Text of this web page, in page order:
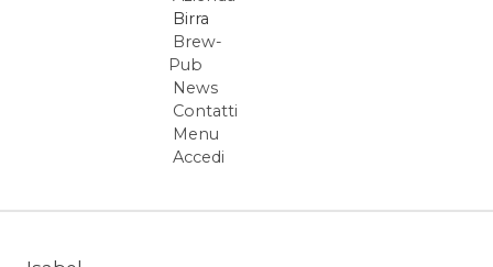
Birra
Brew-
Pub
News
Contatti
Menu
Accedi